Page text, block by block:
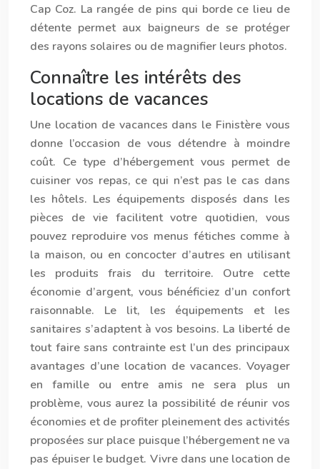
Cap Coz. La rangée de pins qui borde ce lieu de
détente permet aux baigneurs de se protéger
des rayons solaires ou de magnifier leurs photos.
Connaître les intérêts des
locations de vacances
Une location de vacances dans le Finistèrevous
donne l’occasion de vous détendre à moindre
coût. Ce type d’hébergement vous permet de
cuisiner vos repas, ce qui n’est pas le cas dans
les hôtels. Les équipements disposés dans les
pièces de vie facilitent votre quotidien, vous
pouvez reproduire vos menus fétiches comme à
la maison, ou en concocter d’autres en utilisant
les produits frais du territoire. Outre cette
économie d’argent, vous bénéficiez d’un confort
raisonnable. Le lit, les équipements et les
sanitaires s’adaptent à vos besoins. La liberté de
tout faire sans contrainte est l’un des principaux
avantages d’une location de vacances. Voyager
en famille ou entre amis ne sera plus un
problème, vous aurez la possibilité de réunir vos
économies et de profiter pleinement des activités
proposées sur place puisque l’hébergement ne va
pas épuiser le budget. Vivre dans une location de